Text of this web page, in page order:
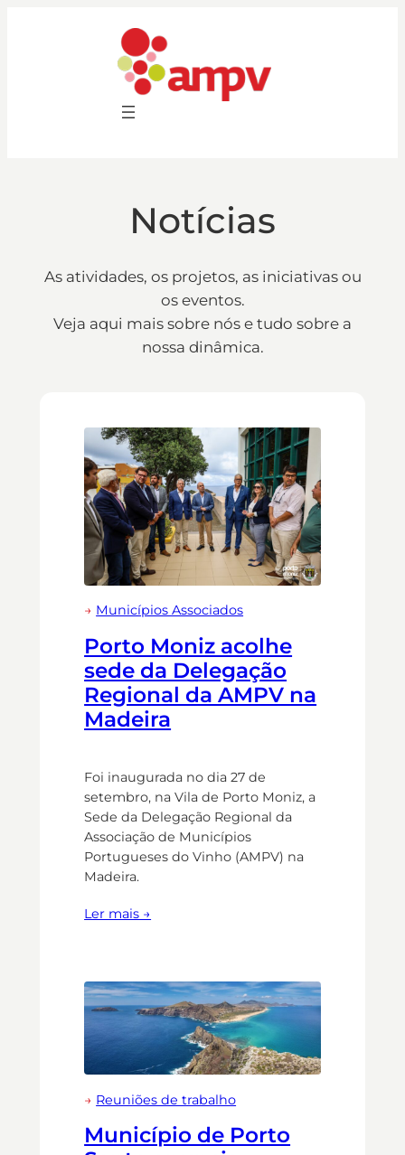
Notícias
As atividades, os projetos, as iniciativas ou
os eventos.
Veja aqui mais sobre nós e tudo sobre a
nossa dinâmica.
→ Municípios Associados
Porto Moniz acolhe
sede da Delegação
Regional da AMPV na
Madeira
Foi inaugurada no dia 27 de
setembro, na Vila de Porto Moniz, a
Sede da Delegação Regional da
Associação de Municípios
Portugueses do Vinho (AMPV) na
Madeira.
Ler mais →
→ Reuniões de trabalho
Município de Porto